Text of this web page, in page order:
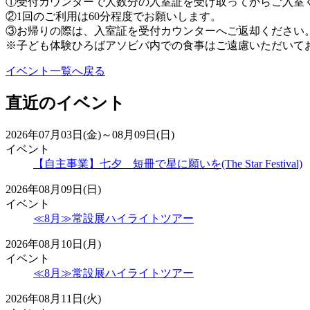
②1回のご利用は60分程度でお願いします。
③お帰りの際は、入室証を受付カウンターへご返却ください。
※子ども体験ひろばアソビバ内での食事はご遠慮いただいて
イベント一覧へ戻る
直近のイベント
2026年07月03日(金)～08月09日(日)
イベント
【自主事業】七夕 短冊で星に願いを(The Star Festival)
2026年08月09日(日)
イベント
≪8月≫常設展ハイライトツアー
2026年08月10日(月)
イベント
≪8月≫常設展ハイライトツアー
2026年08月11日(火)